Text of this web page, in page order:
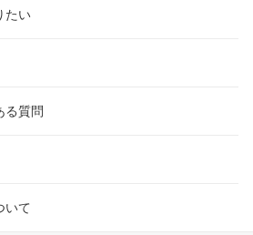
たい
る質問
いて